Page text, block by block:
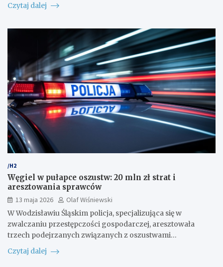
Czytaj dalej
/H2
Węgiel w pułapce oszustw: 20 mln zł strat i
aresztowania sprawców
13 maja 2026
Olaf Wiśniewski
W Wodzisławiu Śląskim policja, specjalizująca się w
zwalczaniu przestępczości gospodarczej, aresztowała
trzech podejrzanych związanych z oszustwami…
Czytaj dalej